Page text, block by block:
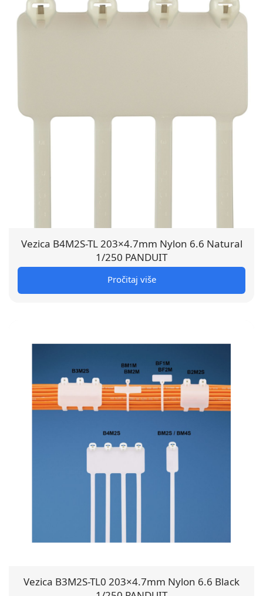
Vezica B4M2S-TL 203×4.7mm Nylon 6.6 Natural
1/250 PANDUIT
Pročitaj više
Vezica B3M2S-TL0 203×4.7mm Nylon 6.6 Black